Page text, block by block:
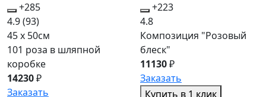
+285
4.9(93)
45 x 50см
101 роза в шляпной
коробке
14230₽
Заказать
+223
4.8
Композиция "Розовый
блеск"
11130₽
Заказать
Купить в 1 клик